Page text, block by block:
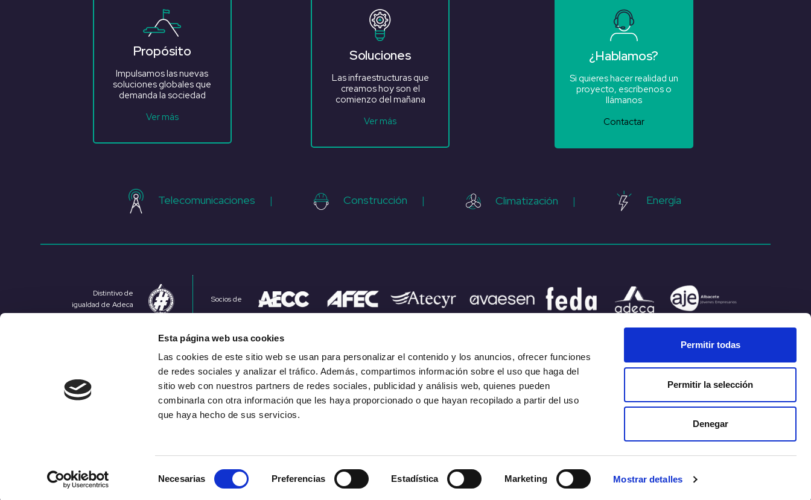
Esta página web usa cookies
Las cookies de este sitio web se usan para personalizar el contenido y los anuncios, ofrecer funciones
de redes sociales y analizar el tráfico. Además, compartimos información sobre el uso que haga del
sitio web con nuestros partners de redes sociales, publicidad y análisis web, quienes pueden
combinarla con otra información que les haya proporcionado o que hayan recopilado a partir del uso
que haya hecho de sus servicios.
Necesarias Preferencias Estadística Marketing Mostrar detalles
Permitir todas
Permitir la selección
Denegar
Propósito
Impulsamos las nuevas
soluciones globales que
demanda la sociedad
Ver más
Soluciones
Las infraestructuras que
creamos hoy son el
comienzo del mañana
Ver más
¿Hablamos?
Si quieres hacer realidad un
proyecto, escríbenos o
llámanos
Contactar
Telecomunicaciones | Construcción | Climatización | Energía
Distintivo de
igualdad de Adeca
Socios de
Aviso Legal Política de Privacidad Política de Cookies Código de Conducta